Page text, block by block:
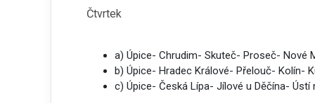
Čtvrtek
a) Úpice- Chrudim- Skuteč- Proseč- Nové
b) Úpice- Hradec Králové- Přelouč- Kolín-
c) Úpice- Česká Lípa- Jílové u Děčína-